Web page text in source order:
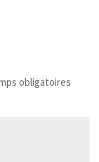
obligatoires